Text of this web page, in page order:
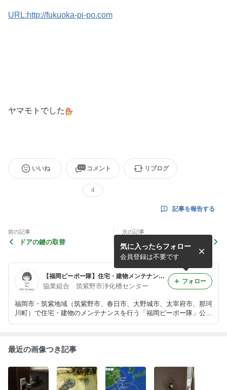
URL:http://fukuoka-pi-po.com
ヤマモトでした
いいね コメント
4
リブログ
記事を報告する
前の記事
ドアの鍵の取替
次の記事
ドア修繕その２です
【福岡ピーポー隊】住宅・建物メンテナンス／福岡市・筑紫地域（筑紫野市、春日市、大野城市、太宰府市、那珂川町）
協業組合 筑紫野市浄化槽センター
福岡市・筑紫地域（筑紫野市、春日市、大野城市、太宰府市、那珂
川町）で住宅・建物のメンテナンスを行う「福岡ピーポー隊」公式
ブログです。
気に入ったらフォロー
会員登録は不要です
フォロー
最近の画像つき記事